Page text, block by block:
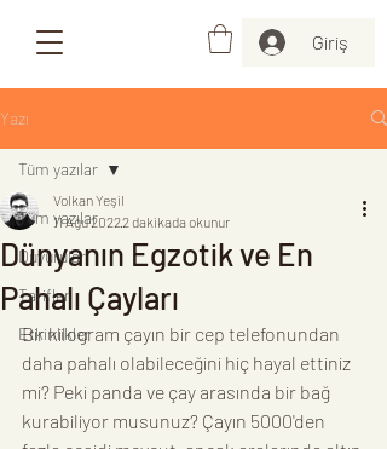
Giriş
Yazı
Tüm yazılar
Duyurular
Tarifler
Etkinlikler
Tüm yazılar
Dünyanın Egzotik ve En
Pahalı Çayları
Volkan Yeşil
11 Ağu 20222 dakikada okunur
Bir kilogram çayın bir cep telefonundan
daha pahalı olabileceğini hiç hayal ettiniz
mi? Peki panda ve çay arasında bir bağ
kurabiliyor musunuz? Çayın 5000'den